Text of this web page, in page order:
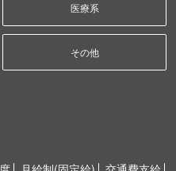
医療系
その他